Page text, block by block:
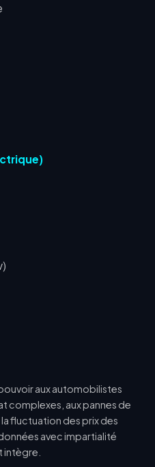
aux automobilistes
complexes, aux pannes de
fluctuation des prix des
avec impartialité
intègre.